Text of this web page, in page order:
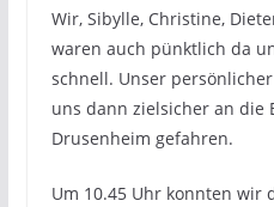
Wir, Sibylle, Christine,
waren auch pünktlich da
schnell. Unser
uns dann zielsicher an die
Drusenheim gefahren.
Um 10.45 Uhr konnten wir